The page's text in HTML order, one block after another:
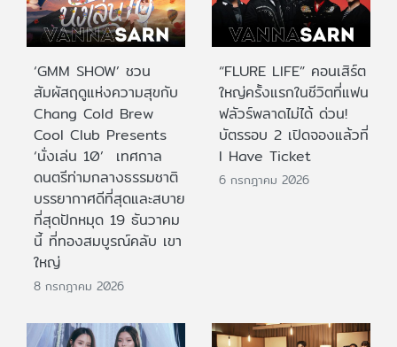
‘GMM SHOW’ ชวน
สัมผัสฤดูแห่งความสุขกับ
Chang Cold Brew
Cool Club Presents
‘นั่งเล่น 10’ เทศกาล
ดนตรีท่ามกลางธรรมชาติ
บรรยากาศดีที่สุดและสบาย
ที่สุดปักหมุด 19 ธันวาคม
นี้ ที่ทองสมบูรณ์คลับ เขา
ใหญ่
8 กรกฎาคม 2026
“FLURE LIFE” คอนเสิร์ต
ใหญ่ครั้งแรกในชีวิตที่แฟน
ฟลัวร์พลาดไม่ได้ ด่วน!
บัตรรอบ 2 เปิดจองแล้วที่
I Have Ticket
6 กรกฎาคม 2026